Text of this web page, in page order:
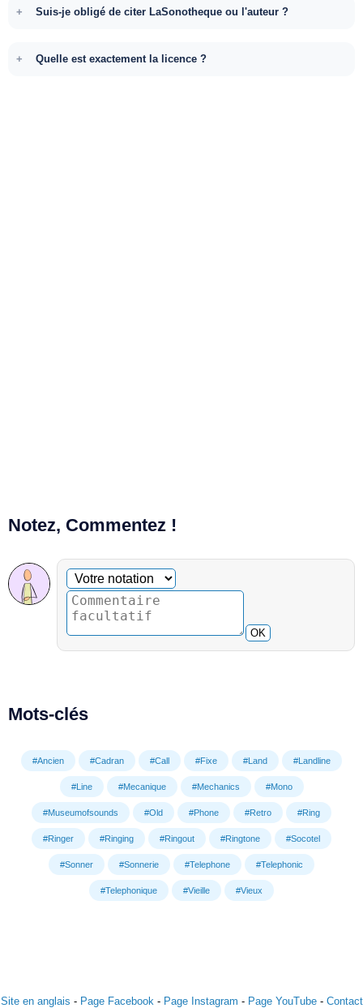
Suis-je obligé de citer LaSonotheque ou l'auteur ?
Quelle est exactement la licence ?
Notez, Commentez !
Commentaire facultatif
Votre notation
OK
Mots-clés
#Ancien #Cadran #Call #Fixe #Land #Landline
#Line #Mecanique #Mechanics #Mono
#Museumofsounds #Old #Phone #Retro #Ring
#Ringer #Ringing #Ringout #Ringtone #Socotel
#Sonner #Sonnerie #Telephone #Telephonic
#Telephonique #Vieille #Vieux
Site en anglais - Page Facebook - Page Instagram - Page YouTube- Contact